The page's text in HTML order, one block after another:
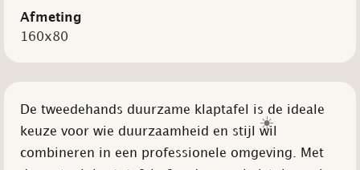
Afmeting
160x80
De tweedehands duurzame klaptafel is de ideale
keuze voor wie duurzaamheid en stijl wil
combineren in een professionele omgeving. Met
☀️